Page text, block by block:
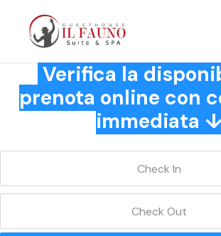
Verifica la
prenota online con
immediata